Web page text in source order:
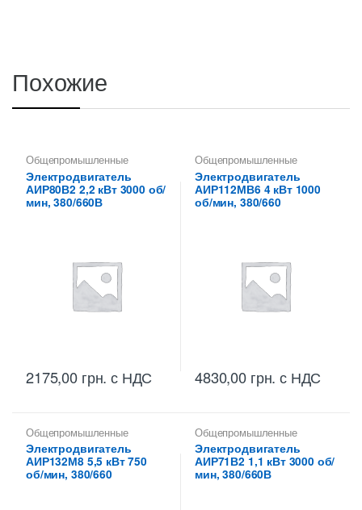
Похожие
Общепромышленные
электродвигатели
Электродвигатель
АИР80В2 2,2 кВт 3000 об/
мин, 380/660В
2175,00 грн. с НДС
Общепромышленные
электродвигатели
Электродвигатель
АИР112МВ6 4 кВт 1000
об/мин, 380/660
4830,00 грн. с НДС
Общепромышленные
электродвигатели
Электродвигатель
АИР132М8 5,5 кВт 750
об/мин, 380/660
Общепромышленные
электродвигатели
Электродвигатели
Электродвигатель
АИР71В2 1,1 кВт 3000 об/
мин, 380/660В